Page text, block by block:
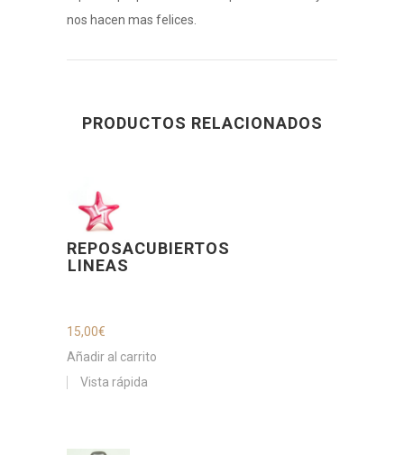
nos hacen mas felices.
PRODUCTOS RELACIONADOS
REPOSACUBIERTOS
LINEAS
15,00€
Añadir al carrito
Vista rápida